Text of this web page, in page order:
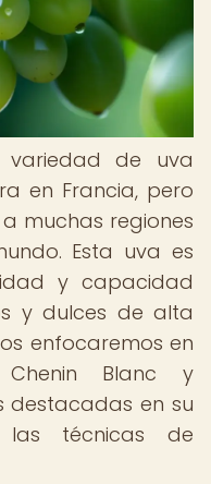
variedad de uva
en Francia, pero
muchas regiones
Esta uva es
y capacidad
y dulces de alta
enfocaremos en
Blanc y
destacadas en su
las técnicas de